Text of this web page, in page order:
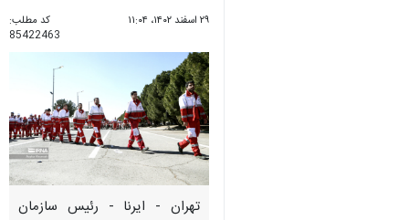
۲۹ اسفند ۱۴۰۲، ۱۱:۰۴
کد مطلب:
85422463
تهران - ایرنا - رئیس سازمان